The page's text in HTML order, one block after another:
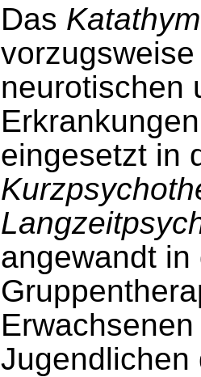
Das
neurotischen
eingesetzt in
angewandt
Jugendlichen